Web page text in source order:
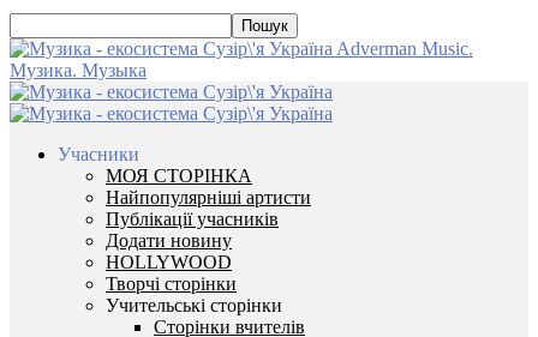
Adverman Music.
Музика. Музыка
Учасники
МОЯ СТОРІНКА
Найпопулярніші артисти
Публікації учасників
Додати новину
HOLLYWOOD
Творчі сторінки
Учительські сторінки
Сторінки вчителів